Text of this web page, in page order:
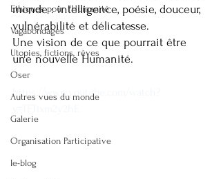
Ethiques pour l'Humanité
Vagabondages
Utopies, fictions, rêves
Oser
Autres vues du monde
Galerie
Organisation Participative
le-blog
monde : intelligence, poésie, douceur,
vulnérabilité et délicatesse.
Une vision de ce que pourrait être
une nouvelle Humanité.
https://www.youtube.com/watch?